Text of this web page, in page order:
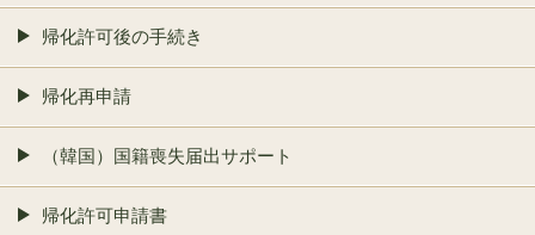
帰化許可後の手続き
帰化再申請
（韓国）国籍喪失届出サポート
帰化許可申請書